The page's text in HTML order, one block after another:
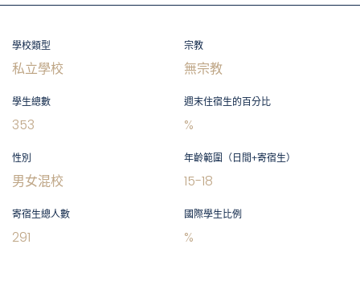
學校類型
私立學校
宗教
無宗教
學生總數
353
週末住宿生的百分比
%
性別
男女混校
年齡範圍（日間+寄宿生）
15-18
寄宿生總人數
291
國際學生比例
%